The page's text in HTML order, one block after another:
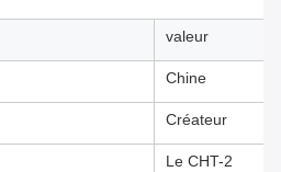
valeur
Chine
Créateur
Le CHT-2